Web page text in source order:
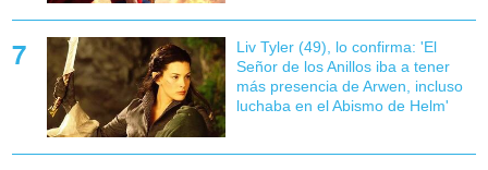
Liv Tyler (49), lo confirma: 'El
Señor de los Anillos iba a tener
más presencia de Arwen, incluso
luchaba en el Abismo de Helm'